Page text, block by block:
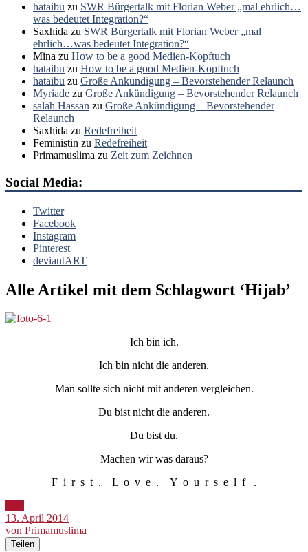
hataibu zu SWR Bürgertalk mit Florian Weber „mal ehrlich…
was bedeutet Integration?“
Saxhida zu SWR Bürgertalk mit Florian Weber „mal
ehrlich…was bedeutet Integration?“
Mina zu How to be a good Medien-Kopftuch
hataibu zu How to be a good Medien-Kopftuch
hataibu zu Große Ankündigung – Bevorstehender Relaunch
Myriade zu Große Ankündigung – Bevorstehender Relaunch
salah Hassan zu Große Ankündigung – Bevorstehender
Relaunch
Saxhida zu Redefreiheit
Feministin zu Redefreiheit
Primamuslima zu Zeit zum Zeichnen
Social Media:
Twitter
Facebook
Instagram
Pinterest
deviantART
Alle Artikel mit dem Schlagwort ‘Hijab’
Ich bin ich.
Ich bin nicht die anderen.
Man sollte sich nicht mit anderen vergleichen.
Du bist nicht die anderen.
Du bist du.
Machen wir was daraus?
F i r s t . L o v e . Y o u r s e l f .
13. April 2014
von Primamuslima
Teilen